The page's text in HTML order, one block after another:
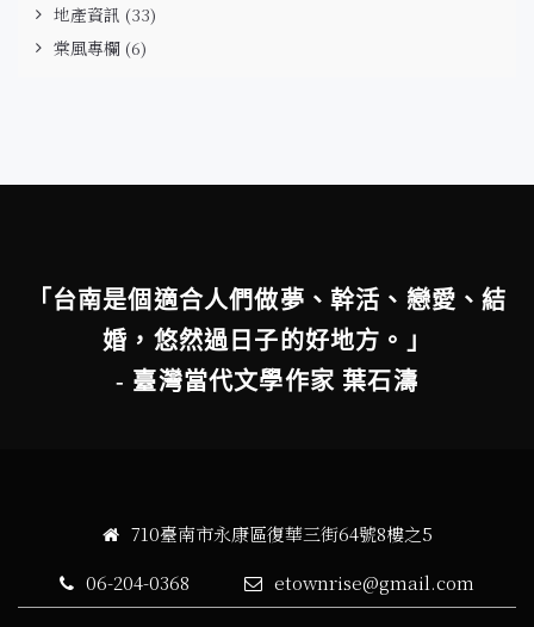
地產資訊 (33)
棠風專欄 (6)
「台南是個適合人們做夢、幹活、戀愛、結
婚，悠然過日子的好地方。」
- 臺灣當代文學作家 葉石濤
710臺南市永康區復華三街64號8樓之5
06-204-0368
etownrise@gmail.com